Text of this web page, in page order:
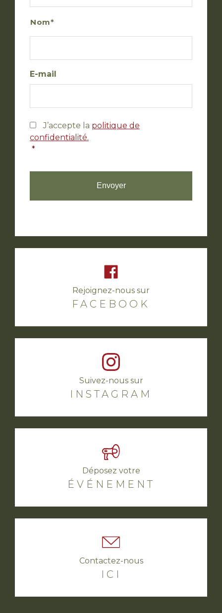
Nom
E-mail
RGPD
J’accepte la politique de
confidentialité.
*
Rejoignez-nous sur
FACEBOOK
Suivez-nous sur
INSTAGRAM
Déposez votre
ÉVÉNEMENT
Contactez-nous
ICI